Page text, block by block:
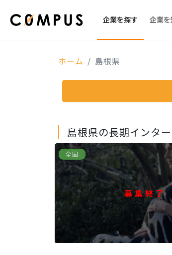
企業を探す 企業
ホーム 島根県
島根県の長期インタ
全国
募集終了